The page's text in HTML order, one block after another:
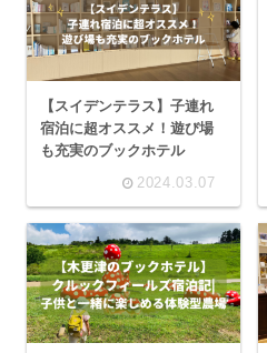
【スイデンテラス】子連れ
宿泊に超オススメ！遊び場
も充実のブックホテル
2024.03.07